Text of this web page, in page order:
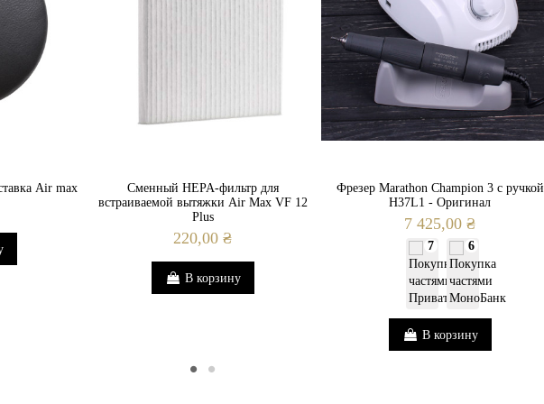
Гель-лак / Гель / Акригель
Нету
Нету
гарантия сроком 12 месяцев.
Air max
Сменный HEPA-фильтр для
встраиваемой вытяжки Air Max VF 12
Plus
220,00 ₴
В корзину
Фрезер Marathon Champion 3 с ручкой
H37L1 - Оригинал
7 425,00 ₴
7 6
В корзину